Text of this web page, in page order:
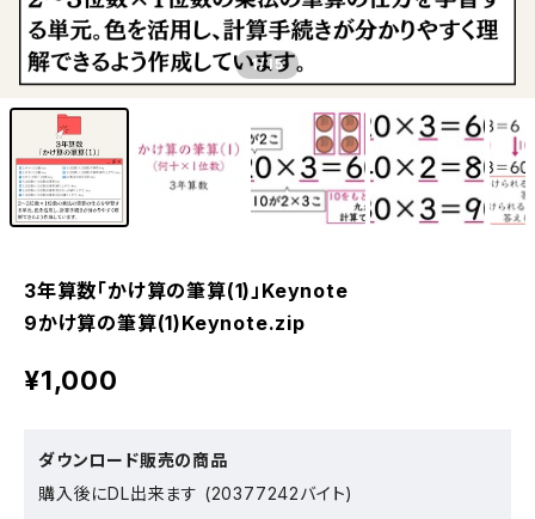
1/15
3年算数「かけ算の筆算(1)」Keynote
9かけ算の筆算(1)Keynote.zip
¥1,000
ダウンロード販売の商品
購入後にDL出来ます (20377242バイト)